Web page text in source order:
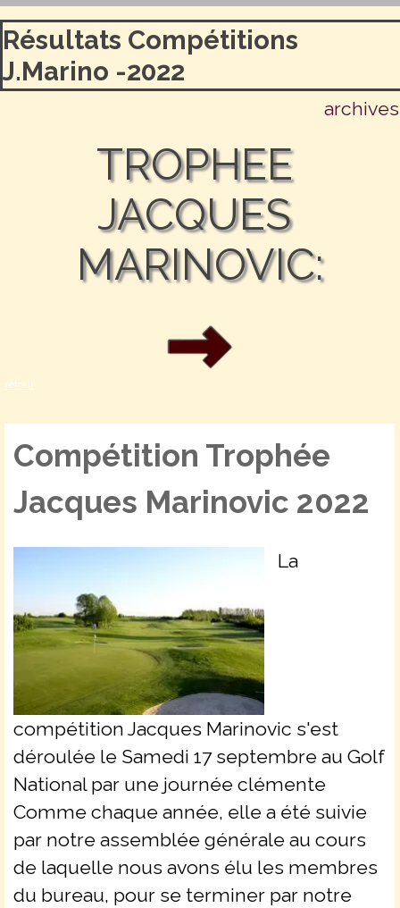
Aller au contenu
Résultats Compétitions
J.Marino -2022
archives
TROPHEE
JACQUES
MARINOVIC:
retour
Compétition Trophée
Jacques Marinovic 2022
La
compétition Jacques Marinovic s'est
déroulée le Samedi 17 septembre au Golf
National par une journée clémente
Comme chaque année, elle a été suivie
par notre assemblée générale au cours
de laquelle nous avons élu les membres
du bureau, pour se terminer par notre